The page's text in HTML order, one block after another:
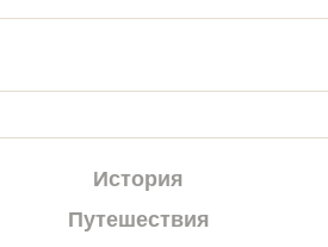
История
Путешествия